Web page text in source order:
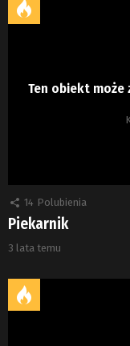
Ten obiekt
14 Polubienia
Piekarnik
3 lata temu